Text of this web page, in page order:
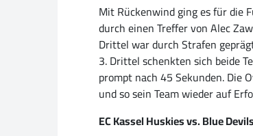
Mit Rückenwind ging es für die
durch einen Treffer von Alec
Drittel war durch Strafen
3. Drittel schenkten sich beide
prompt nach 45 Sekunden. Die
und so sein Team wieder auf
EC Kassel Huskies vs. Blue